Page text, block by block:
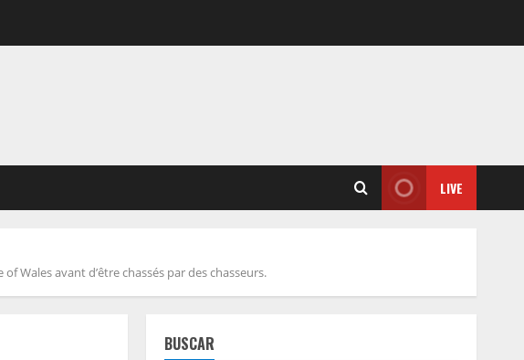
LIVE
Wales avant d’être chassés par des chasseurs.
BUSCAR